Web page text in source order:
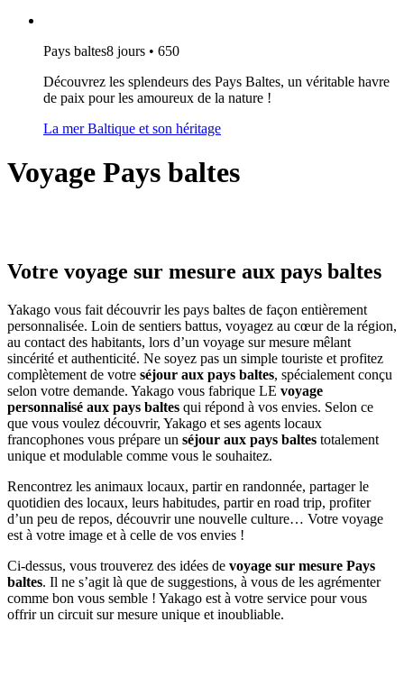
Pays baltes8 jours • 650
Découvrez les splendeurs des Pays Baltes, un véritable havre
de paix pour les amoureux de la nature !
La mer Baltique et son héritage
Voyage Pays baltes
Votre voyage sur mesure aux pays baltes
Yakago vous fait découvrir les pays baltes de façon entièrement
personnalisée. Loin de sentiers battus, voyagez au cœur de la région,
au contact des habitants, lors d’un voyage sur mesure mêlant
sincérité et authenticité. Ne soyez pas un simple touriste et profitez
complètement de votre séjour aux pays baltes, spécialement conçu
selon votre demande. Yakago vous fabrique LE voyage
personnalisé aux pays baltes qui répond à vos envies. Selon ce
que vous voulez découvrir, Yakago et ses agents locaux
francophones vous prépare un séjour aux pays baltes totalement
unique et modulable comme vous le souhaitez.
Rencontrez les animaux locaux, partir en randonnée, partager le
quotidien des locaux, leurs habitudes, partir en road trip, profiter
d’un peu de repos, découvrir une nouvelle culture… Votre voyage
est à votre image et à celle de vos envies !
Ci-dessus, vous trouverez des idées de voyage sur mesure Pays
baltes. Il ne s’agit là que de suggestions, à vous de les agrémenter
comme bon vous semble ! Yakago est à votre service pour vous
offrir un circuit sur mesure unique et inoubliable.